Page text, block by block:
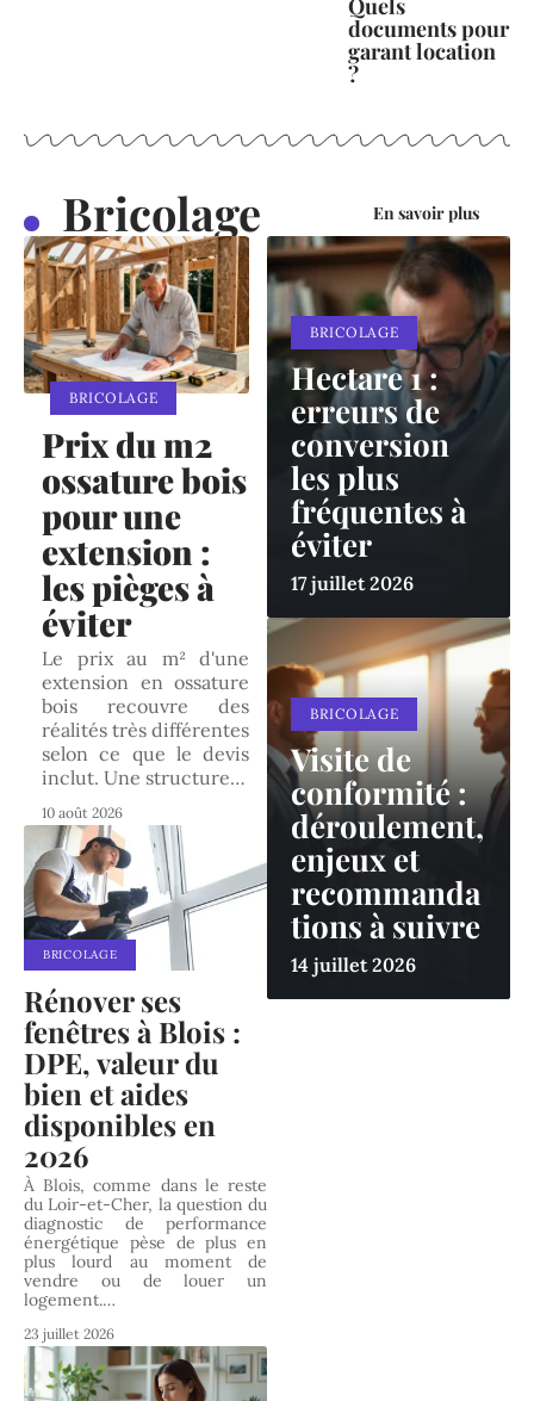
documents pour
garant location
?
Bricolage En savoir plus
BRICOLAGE
Prix du m2
ossature bois
pour une
extension :
les pièges à
éviter
Le prix au m² d'une
extension en ossature
bois recouvre des
réalités très différentes
selon ce que le devis
inclut. Une structure…
10 août 2026
BRICOLAGE
Rénover ses
fenêtres à Blois :
DPE, valeur du
bien et aides
disponibles en
2026
À Blois, comme dans le reste
du Loir-et-Cher, la question du
diagnostic de performance
énergétique pèse de plus en
plus lourd au moment de
vendre ou de louer un
logement.…
23 juillet 2026
BRICOLAGE
Hectare 1 :
erreurs de
conversion
les plus
fréquentes à
éviter
17 juillet 2026
BRICOLAGE
Visite de
conformité :
déroulement,
enjeux et
recommanda
tions à suivre
14 juillet 2026